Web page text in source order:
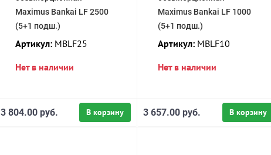
Maximus Bankai LF 2500
(5+1 подш.)
Артикул:MBLF25
Нет в наличии
В корзину
3 804.00 руб.
Maximus Bankai LF 1000
(5+1 подш.)
Артикул: MBLF10
Нет в наличии
В корзину
3 657.00 руб.